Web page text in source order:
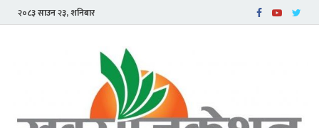
२०८३ साउन २३, शनिबार